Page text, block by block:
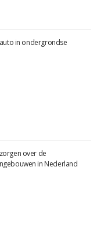
in ondergrondse
over de
in Nederland